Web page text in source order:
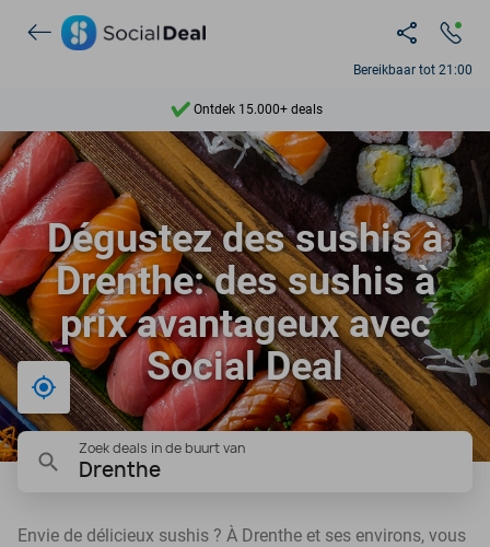
Bereikbaar tot 21:00
7 dagen per week beschikbaar
10+ miljoen leden
9,4
Ontdek 15.000+ deals
Dégustez des sushis à
Drenthe: des sushis à
prix avantageux avec
Social Deal
Bij mij in de buurt
Zoek deals in de buurt van
Drenthe
Envie de délicieux sushis ? À Drenthe et ses environs, vous